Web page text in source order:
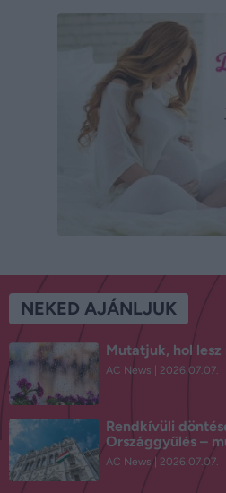
NEKED AJÁNLJUK
Mutatjuk, hol lesz
AC News 2026.07.07.
Rendkívüli
Országgyűlés –
AC News 2026.07.07.